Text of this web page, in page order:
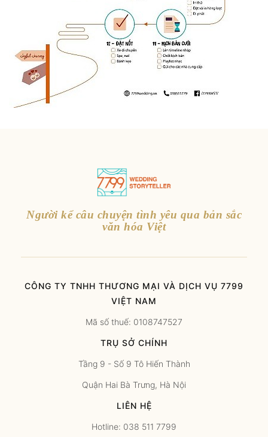
Người kể câu chuyện tình yêu qua bản sắc
văn hóa Việt
CÔNG TY TNHH THƯƠNG MẠI VÀ DỊCH VỤ 7799
VIỆT NAM
Mã số thuế: 0108747527
TRỤ SỞ CHÍNH
Tầng 9 - Số 9 Tô Hiến Thành
Quận Hai Bà Trưng, Hà Nội
LIÊN HỆ
Hotline: 038 511 7799